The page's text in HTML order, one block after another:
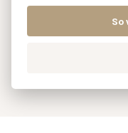
277 hodnotení
So